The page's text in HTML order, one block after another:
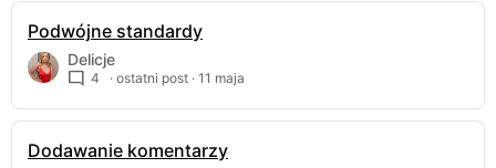
Podwójne standardy
Delicje
4 · ostatni post · 11 maja
Dodawanie komentarzy